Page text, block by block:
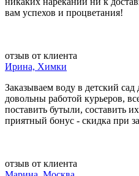
вам успехов и процветания!
отзыв от клиента
Ирина, Химки
Заказываем воду в детский
довольны работой курьеров,
поставить бутыли, составить
приятный бонус - скидка при
отзыв от клиента